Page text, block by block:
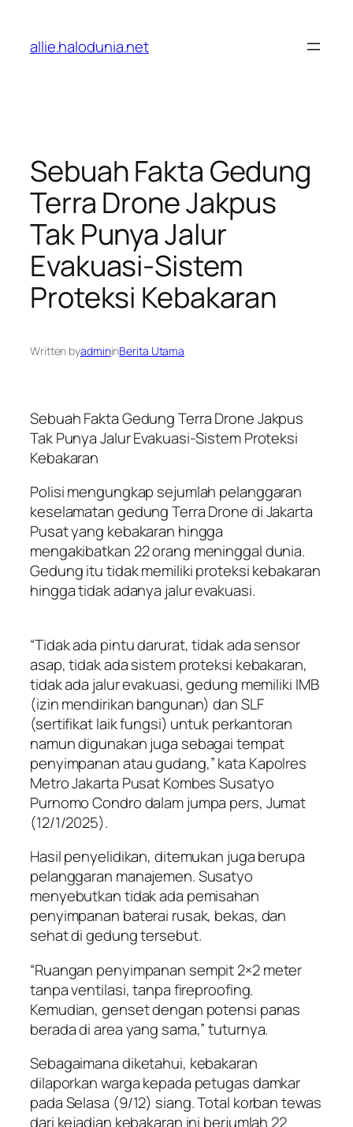
konten
allie.halodunia.net
Sebuah Fakta Gedung
Terra Drone Jakpus
Tak Punya Jalur
Evakuasi-Sistem
Proteksi Kebakaran
Written byadmininBerita Utama
Sebuah Fakta Gedung Terra Drone Jakpus
Tak Punya Jalur Evakuasi-Sistem Proteksi
Kebakaran
Polisi mengungkap sejumlah pelanggaran
keselamatan gedung Terra Drone di Jakarta
Pusat yang kebakaran hingga
mengakibatkan 22 orang meninggal dunia.
Gedung itu tidak memiliki proteksi kebakaran
hingga tidak adanya jalur evakuasi.
“Tidak ada pintu darurat, tidak ada sensor
asap, tidak ada sistem proteksi kebakaran,
tidak ada jalur evakuasi, gedung memiliki IMB
(izin mendirikan bangunan) dan SLF
(sertifikat laik fungsi) untuk perkantoran
namun digunakan juga sebagai tempat
penyimpanan atau gudang,” kata Kapolres
Metro Jakarta Pusat Kombes Susatyo
Purnomo Condro dalam jumpa pers, Jumat
(12/1/2025).
Hasil penyelidikan, ditemukan juga berupa
pelanggaran manajemen. Susatyo
menyebutkan tidak ada pemisahan
penyimpanan baterai rusak, bekas, dan
sehat di gedung tersebut.
“Ruangan penyimpanan sempit 2×2 meter
tanpa ventilasi, tanpa fireproofing.
Kemudian, genset dengan potensi panas
berada di area yang sama,” tuturnya.
Sebagaimana diketahui, kebakaran
dilaporkan warga kepada petugas damkar
pada Selasa (9/12) siang. Total korban tewas
dari kejadian kebakaran ini berjumlah 22